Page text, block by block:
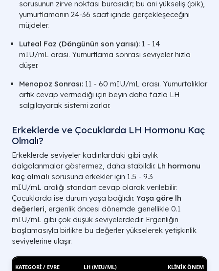
sorusunun zirve noktası burasıdır; bu ani yükseliş (pik),
yumurtlamanın 24-36 saat içinde gerçekleşeceğini
müjdeler.
Luteal Faz (Döngünün son yarısı): 1 - 14
mIU/mL arası. Yumurtlama sonrası seviyeler hızla
düşer.
Menopoz Sonrası: 11 - 60 mIU/mL arası. Yumurtalıklar
artık cevap vermediği için beyin daha fazla LH
salgılayarak sistemi zorlar.
Erkeklerde ve Çocuklarda LH Hormonu Kaç
Olmalı?
Erkeklerde seviyeler kadınlardaki gibi aylık
dalgalanmalar göstermez, daha stabildir. Lh hormonu
kaç olmalı sorusuna erkekler için 1.5 - 9.3
mIU/mL aralığı standart cevap olarak verilebilir.
Çocuklarda ise durum yaşa bağlıdır. Yaşa göre lh
değerleri , ergenlik öncesi dönemde genellikle 0.1
mIU/mL gibi çok düşük seviyelerdedir. Ergenliğin
başlamasıyla birlikte bu değerler yükselerek yetişkinlik
seviyelerine ulaşır.
KATEGORI / EVRE LH (MIU/ML) KLINIK ÖNEM